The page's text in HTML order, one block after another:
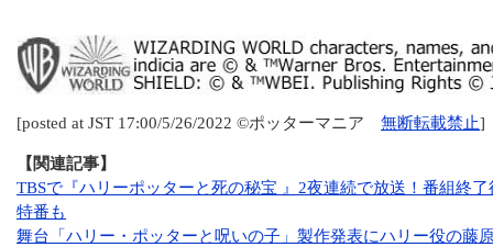
[posted at JST 17:00/5/26/2022 ©ポッターマニア 無断転載禁止]
【関連記事】
TBSで『ハリーポッターと死の秘宝 』2夜連続で放送！番組終
特番も
舞台「ハリー・ポッターと呪いの子」製作発表にハリー役の藤